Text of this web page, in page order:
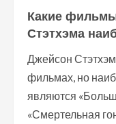
Какие
Стэтхэма
Джейсон
фильмах, но
являются
«Смертельная